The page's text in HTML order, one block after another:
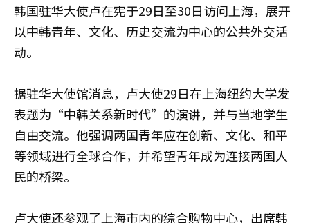
韩国驻华大使卢在宪于29日至30日访问上海，展开
以中韩青年、文化、历史交流为中心的公共外交活
动。
据驻华大使馆消息，卢大使29日在上海纽约大学发
表题为“中韩关系新时代”的演讲，并与当地学生
自由交流。他强调两国青年应在创新、文化、和平
等领域进行全球合作，并希望青年成为连接两国人
民的桥梁。
卢大使还参观了上海市内的综合购物中心，出席韩